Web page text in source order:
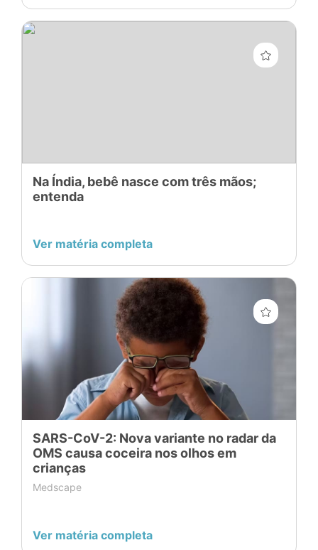
Na Índia, bebê nasce com três mãos;
entenda
Ver matéria completa
SARS-CoV-2: Nova variante no radar da
OMS causa coceira nos olhos em
crianças
Medscape
Ver matéria completa